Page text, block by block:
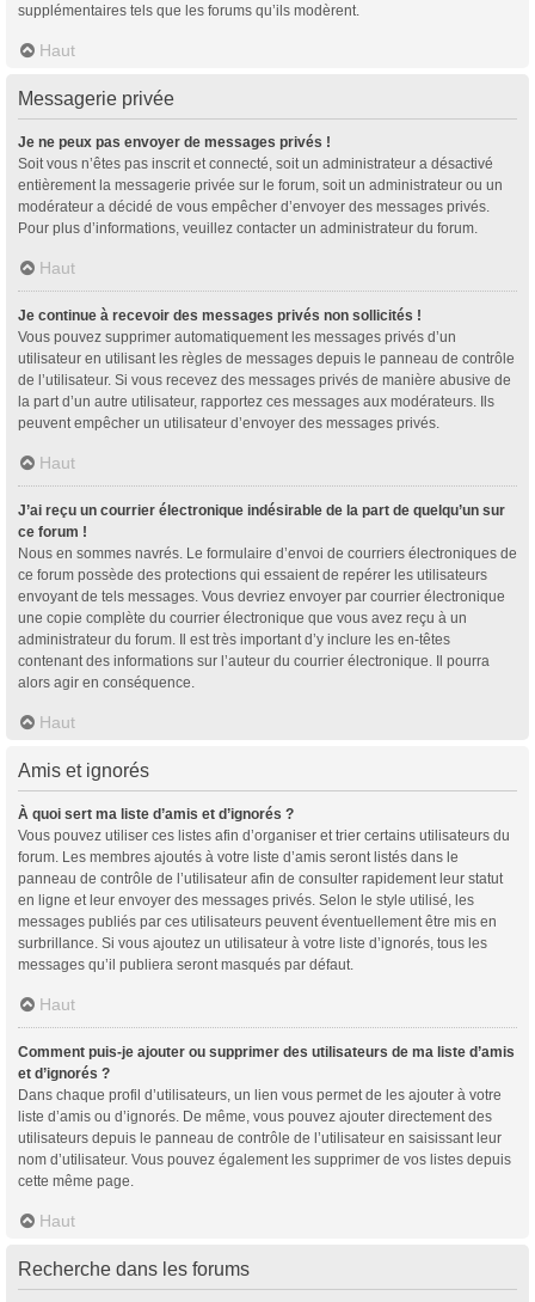
supplémentaires tels que les forums qu’ils modèrent.
Haut
Messagerie privée
Je ne peux pas envoyer de messages privés !
Soit vous n’êtes pas inscrit et connecté, soit un administrateur a désactivé
entièrement la messagerie privée sur le forum, soit un administrateur ou un
modérateur a décidé de vous empêcher d’envoyer des messages privés.
Pour plus d’informations, veuillez contacter un administrateur du forum.
Haut
Je continue à recevoir des messages privés non sollicités !
Vous pouvez supprimer automatiquement les messages privés d’un
utilisateur en utilisant les règles de messages depuis le panneau de contrôle
de l’utilisateur. Si vous recevez des messages privés de manière abusive de
la part d’un autre utilisateur, rapportez ces messages aux modérateurs. Ils
peuvent empêcher un utilisateur d’envoyer des messages privés.
Haut
J’ai reçu un courrier électronique indésirable de la part de quelqu’un sur
ce forum !
Nous en sommes navrés. Le formulaire d’envoi de courriers électroniques de
ce forum possède des protections qui essaient de repérer les utilisateurs
envoyant de tels messages. Vous devriez envoyer par courrier électronique
une copie complète du courrier électronique que vous avez reçu à un
administrateur du forum. Il est très important d’y inclure les en-têtes
contenant des informations sur l’auteur du courrier électronique. Il pourra
alors agir en conséquence.
Haut
Amis et ignorés
À quoi sert ma liste d’amis et d’ignorés ?
Vous pouvez utiliser ces listes afin d’organiser et trier certains utilisateurs du
forum. Les membres ajoutés à votre liste d’amis seront listés dans le
panneau de contrôle de l’utilisateur afin de consulter rapidement leur statut
en ligne et leur envoyer des messages privés. Selon le style utilisé, les
messages publiés par ces utilisateurs peuvent éventuellement être mis en
surbrillance. Si vous ajoutez un utilisateur à votre liste d’ignorés, tous les
messages qu’il publiera seront masqués par défaut.
Haut
Comment puis-je ajouter ou supprimer des utilisateurs de ma liste d’amis
et d’ignorés ?
Dans chaque profil d’utilisateurs, un lien vous permet de les ajouter à votre
liste d’amis ou d’ignorés. De même, vous pouvez ajouter directement des
utilisateurs depuis le panneau de contrôle de l’utilisateur en saisissant leur
nom d’utilisateur. Vous pouvez également les supprimer de vos listes depuis
cette même page.
Haut
Recherche dans les forums